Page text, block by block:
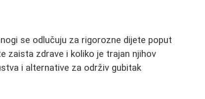
se odlučuju za rigorozne dijete poput
zaista zdrave i koliko je trajan njihov
i alternative za održiv gubitak